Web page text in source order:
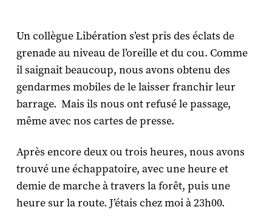
Un collègue Libération s’est pris des éclats de
grenade au niveau de l’oreille et du cou. Comme
il saignait beaucoup, nous avons obtenu des
gendarmes mobiles de le laisser franchir leur
barrage. Mais ils nous ont refusé le passage,
même avec nos cartes de presse.
Après encore deux ou trois heures, nous avons
trouvé une échappatoire, avec une heure et
demie de marche à travers la forêt, puis une
heure sur la route. J’étais chez moi à 23h00.